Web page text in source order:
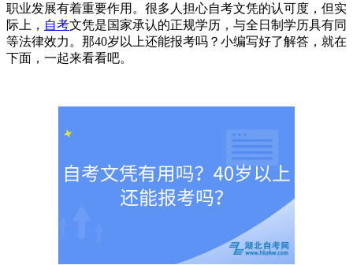
职业发展有着重要作用。很多人担心自考文凭的认可度，但实
际上， 自考文凭是国家承认的正规学历，与全日制学历具有同
等法律效力。那40岁以上还能报考吗？小编写好了解答，就在
下面，一起来看看吧。